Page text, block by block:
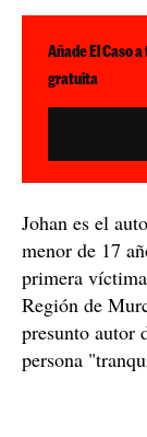
Añade El Caso
gratuita
Johan es el
menor de 17
primera
Región de
presunto autor
persona